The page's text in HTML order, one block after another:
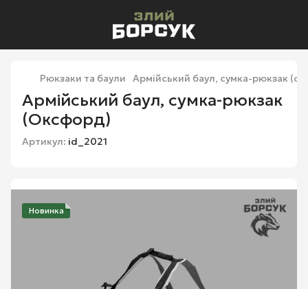
Рюкзаки та баули Армійський баул, сумка-рюкзак
Армійський баул, сумка-рюкзак
(Оксфорд)
Артикул: id_2021
Новинка